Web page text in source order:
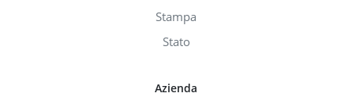
Stampa
Stato
Azienda